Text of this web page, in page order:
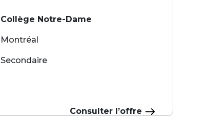
Collège Notre-Dame
Montréal
Secondaire
Consulter l’offre